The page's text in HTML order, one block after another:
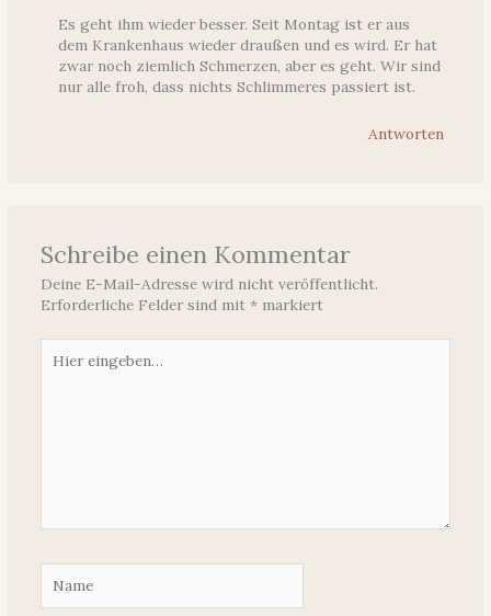
Es geht ihm wieder besser. Seit Montag ist er aus
dem Krankenhaus wieder draußen und es wird. Er hat
zwar noch ziemlich Schmerzen, aber es geht. Wir sind
nur alle froh, dass nichts Schlimmeres passiert ist.
Antworten
Schreibe einen Kommentar
Deine E-Mail-Adresse wird nicht veröffentlicht.
Erforderliche Felder sind mit *markiert
eingeben…